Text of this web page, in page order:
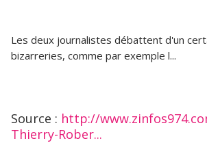
Les deux journalistes débattent d'un
bizarreries, comme par exemple l...
Source : http://
Thierry-Rober...